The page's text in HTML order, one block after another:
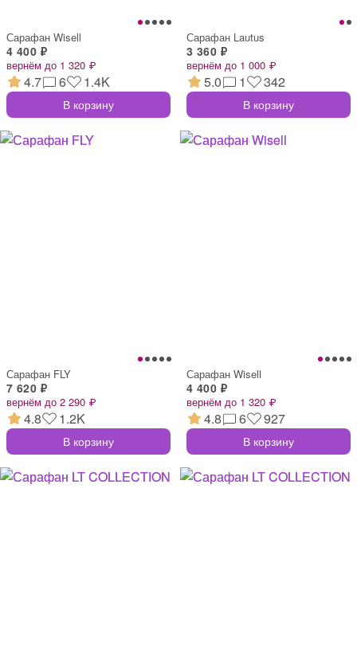
Сарафан Wisell
4 400 ₽
вернём до 1 320 ₽
4.7 6 1.4K
В корзину
Сарафан Lautus
3 360 ₽
вернём до 1 000 ₽
5.0 1 342
В корзину
Сарафан FLY
7 620 ₽
вернём до 2 290 ₽
4.8 1.2K
В корзину
Сарафан Wisell
4 400 ₽
вернём до 1 320 ₽
4.8 6 927
В корзину